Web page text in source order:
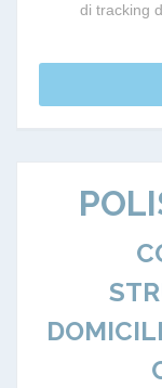
di tracking